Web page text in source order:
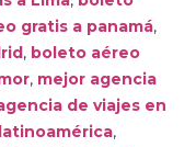
gratis a panamá,
, boleto aéreo
, mejor agencia
de viajes en
,